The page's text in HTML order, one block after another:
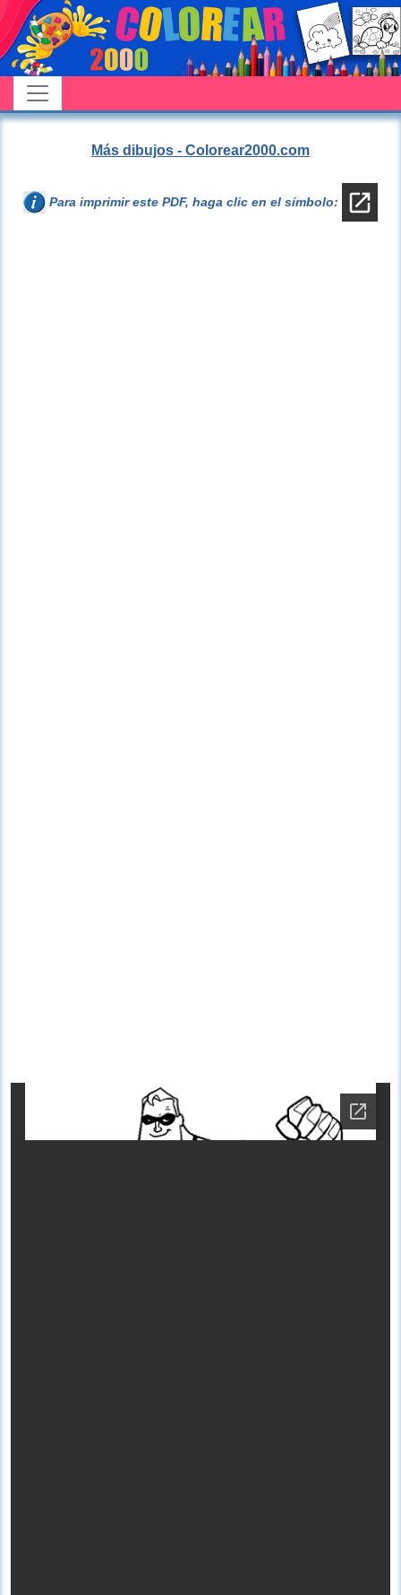
Más dibujos - Colorear2000.com
Para imprimir este PDF, haga clic en el símbolo: